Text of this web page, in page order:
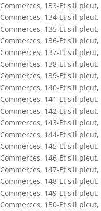
Commerces, 133-Et s'il pleut,
Commerces, 134-Et s'il pleut,
Commerces, 135-Et s'il pleut,
Commerces, 136-Et s'il pleut,
Commerces, 137-Et s'il pleut,
Commerces, 138-Et s'il pleut,
Commerces, 139-Et s'il pleut,
Commerces, 140-Et s'il pleut,
Commerces, 141-Et s'il pleut,
Commerces, 142-Et s'il pleut,
Commerces, 143-Et s'il pleut,
Commerces, 144-Et s'il pleut,
Commerces, 145-Et s'il pleut,
Commerces, 146-Et s'il pleut,
Commerces, 147-Et s'il pleut,
Commerces, 148-Et s'il pleut,
Commerces, 149-Et s'il pleut,
Commerces, 150-Et s'il pleut,